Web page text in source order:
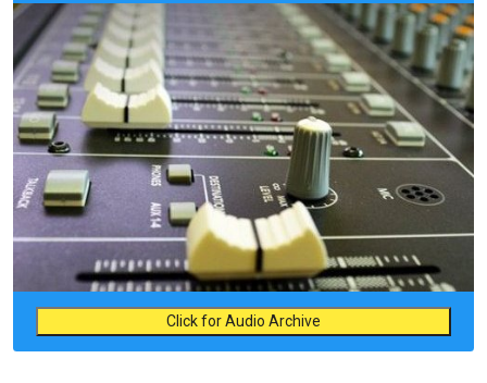
Click for Audio Archive